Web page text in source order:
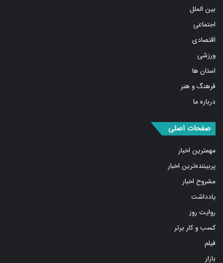
بین الملل
اجتماعی
اقتصادی
ورزشی
استان ها
فرهنگ و هنر
درباره ما
صفحات اصلی
مهمترین اخبار
پربیننده‌ترین اخبار
مشروح اخبار
یادداشت
روایت روز
کسب و کار برتر
فیلم
بازار